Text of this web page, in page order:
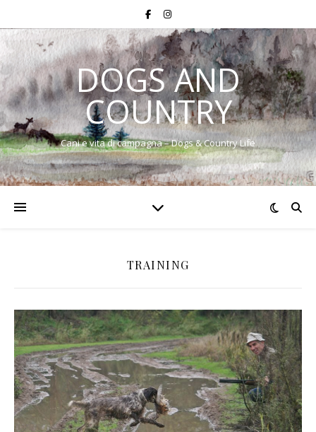
DOGS AND
COUNTRY
Cani e vita di campagna – Dogs & Country Life
TRAINING